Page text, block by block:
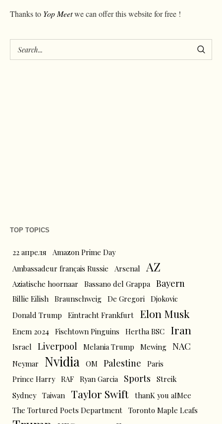
Thanks to Yop Meetwe can offer this website for free !
TOP TOPICS
22 апреля
Amazon Prime Day
Ambassadeur français Russie
Arsenal AZ
Aziatische hoornaar Bassano del Grappa Bayern
Billie Eilish Braunschweig De Gregori Djokovic
Donald Trump
Eintracht Frankfurt Elon Musk
Enem 2024 Fischtown Pinguins Hertha BSC Iran
Israel Liverpool Melania Trump Mewing NAC
Neymar Nvidia OM Palestine
Paris
Prince Harry RAF Ryan Garcia Sports
Streik
Sydney Taiwan Taylor Swift thanK you aIMee
The Tortured Poets Department Toronto Maple Leafs